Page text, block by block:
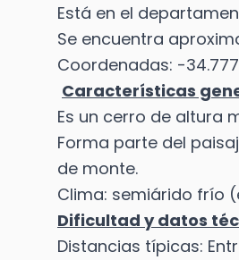
Está en el
Se encuentra
Coordenadas: -
Características
Es un cerro de altura
Forma parte del
de monte.
Clima: semiárido frío
Dificultad y datos
Distancias típicas: